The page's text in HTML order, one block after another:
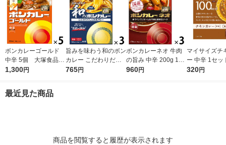
ボンカレーゴールド
中辛 5個 大塚食品
レンジ対応
1,300円
旨みを味わう和のボン
カレー こだわりだし
の和風カレー 中辛
765円
ボンカレーネオ 牛肉
の旨み 中辛 200g 1セ
ット（1個×3）大塚食
960円
マイサイズチ
ー 中辛 1セッ
（100g）×2
320円
最近見た商品
商品を閲覧すると履歴が表示されます